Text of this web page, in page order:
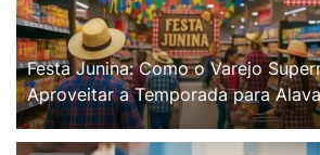
Festa Junina: Como o Varejo
Aproveitar a Temporada para